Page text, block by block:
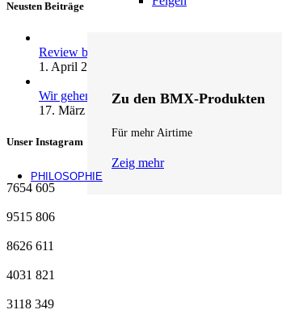
Zu den BMX-Produkten
Für mehr Airtime
Zeig mehr
PHILOSOPHIE
Neusten Beiträge
Review by fifteen: andrenalin wheels …
1. April 2026
Wir gehen Online
17. März 2026
Unser Instagram
7654 605
9515 806
8626 611
4031 821
3118 349